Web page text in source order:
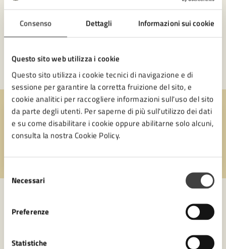
Consenso Dettagli Informazioni sui cookie
Questo sito web utilizza i cookie
Questo sito utilizza i cookie tecnici di navigazione e di
sessione per garantire la corretta fruizione del sito, e
cookie analitici per raccogliere informazioni sull'uso del sito
da parte degli utenti. Per saperne di più sull'utilizzo dei dati
e su come disabilitare i cookie oppure abilitarne solo alcuni,
consulta la nostra Cookie Policy.
delNecessari
Preferenze
Statistiche
Privato: Settore Servizi al Cittadino e innovazione tecnologica
Settore Biblioteca Malatestiana e Cultura
Settore Servizi educativi, istruzione e sport
Quanto sono chiare le informazioni su questa
pagina?
Leggi le domande frequenti